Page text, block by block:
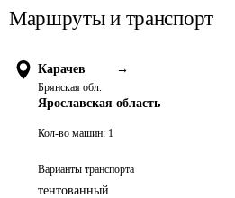
Маршруты и транспорт
Карачев →
Брянская обл.
Ярославская область
Кол-во машин: 1
Варианты транспорта
тентованный